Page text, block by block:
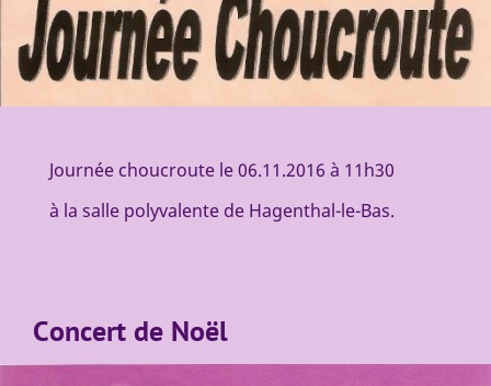
Journée choucroute le 06.11.2016 à 11h30
à la salle polyvalente de Hagenthal-le-Bas.
Concert de Noël